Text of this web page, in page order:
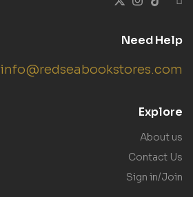
Need Help
info@redseabookstores.com
Explore
About us
Contact Us
Sign in/Join